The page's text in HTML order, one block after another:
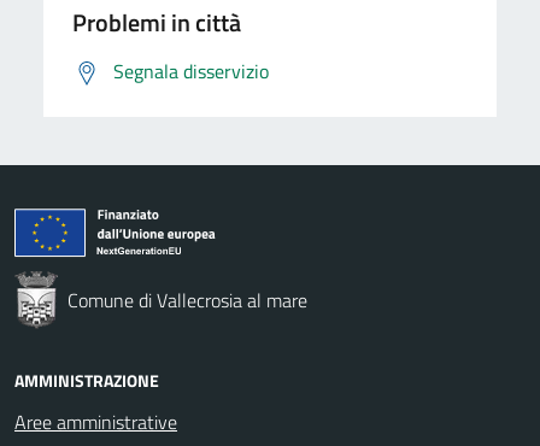
Problemi in città
Segnala disservizio
Comune di Vallecrosia al mare
AMMINISTRAZIONE
Aree amministrative